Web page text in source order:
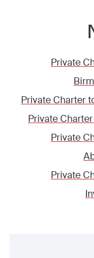
Private
Private Charter
Private
Private
Private